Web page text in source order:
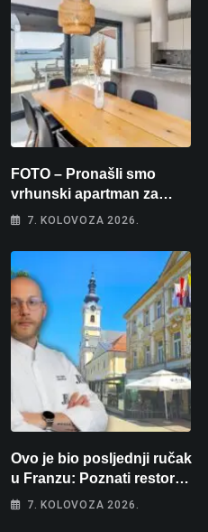
FOTO – Pronašli smo
vrhunski apartman za
odmor: Pogled na more, tri
osvaja
7. KOLOVOZA 2026.
Ovo je bio posljednji ručak
u Franzu: Poznati restoran
otišao u povijest, a
7. KOLOVOZA 2026.